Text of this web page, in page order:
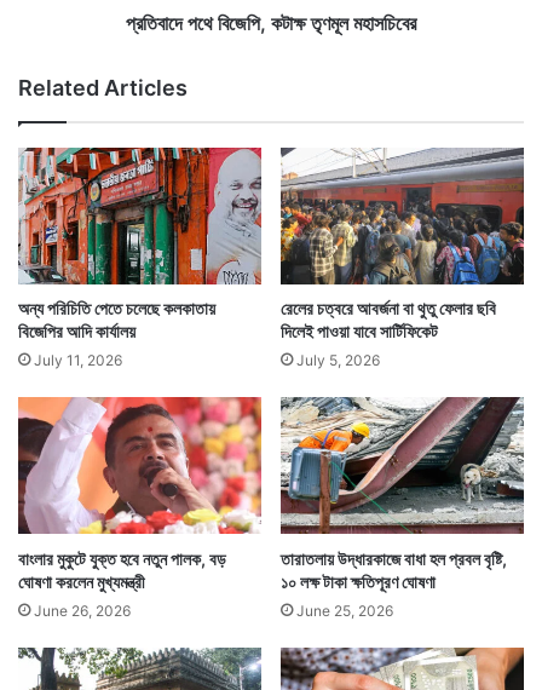
ক্ষ
তৃ
ণ
মূ
ল
ম
হা
স
চি
বে
র
প্রতিবাদে পথে বিজেপি, কটাক্ষ তৃণমূল মহাসচিবের
Related Articles
অন্য পরিচিতি পেতে চলেছে কলকাতায়
বিজেপির আদি কার্যালয়
July 11, 2026
রেলের চত্বরে আবর্জনা বা থুতু ফেলার ছবি
দিলেই পাওয়া যাবে সার্টিফিকেট
July 5, 2026
বাংলার মুকুটে যুক্ত হবে নতুন পালক, বড়
ঘোষণা করলেন মুখ্যমন্ত্রী
June 26, 2026
তারাতলায় উদ্ধারকাজে বাধা হল প্রবল বৃষ্টি,
১০ লক্ষ টাকা ক্ষতিপূরণ ঘোষণা
June 25, 2026